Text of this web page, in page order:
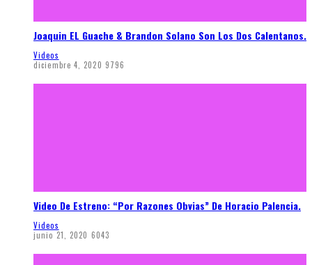
Joaquin EL Guache & Brandon Solano Son Los Dos Calentanos.
Videos
diciembre 4, 2020 9796
Video De Estreno: “Por Razones Obvias” De Horacio Palencia.
Videos
junio 21, 2020 6043